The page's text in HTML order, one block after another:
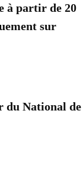
à partir de 20
sur
du National de